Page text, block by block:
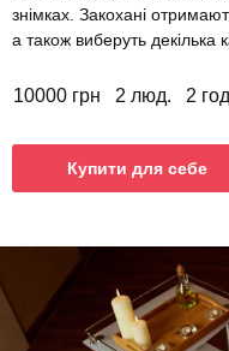
знімках. Закохані
а також виберуть декілька
10000 грн 2 люд. 2
Купити для себе